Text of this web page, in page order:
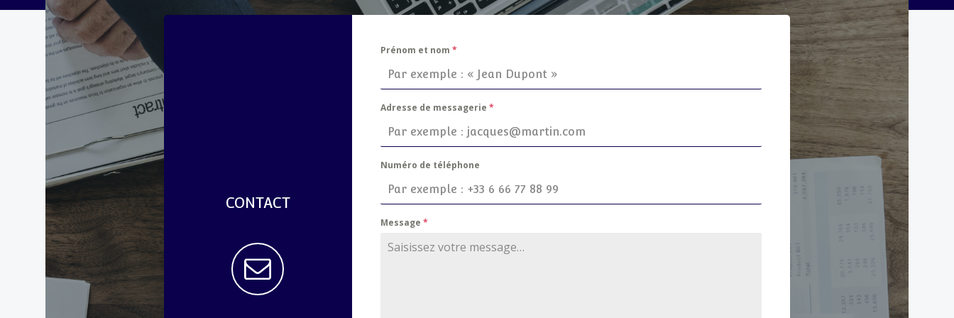
CONTACT
Prénom et nom *
Adresse de messagerie *
Numéro de téléphone
Message *